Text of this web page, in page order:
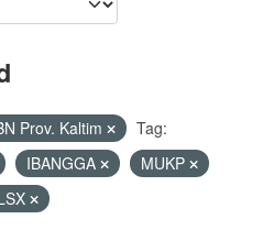
Prov. Kaltim
Tag:
IBANGGA
MUKP